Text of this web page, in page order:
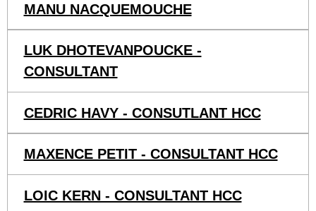
MANU NACQUEMOUCHE
LUK DHOTEVANPOUCKE -
CONSULTANT
CEDRIC HAVY - CONSUTLANT HCC
MAXENCE PETIT - CONSULTANT HCC
LOIC KERN - CONSULTANT HCC